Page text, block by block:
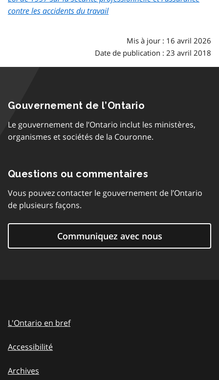
contre les accidents du travail
Mis à jour : 16 avril 2026
Date de publication : 23 avril 2018
Gouvernement de l’Ontario
Le gouvernement de l’Ontario inclut les ministères,
organismes et sociétés de la Couronne.
Questions ou commentaires
Vous pouvez contacter le gouvernement de l’Ontario
de plusieurs façons.
Communiquez avec nous
L'Ontario en bref
Accessibilité
Archives